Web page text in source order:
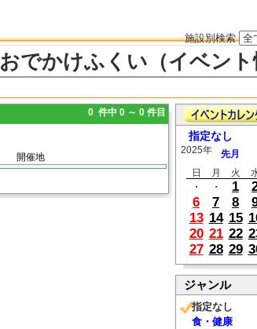
施設別検索
おでかけふくい（イベント
0 件中 0 ～ 0 件目
開催地
指定なし
2025年 先月
日
月 火
・
・ 1
6
7 8
13 14 15
20 21 22
27 28 29
ジャンル
指定なし
食・健康